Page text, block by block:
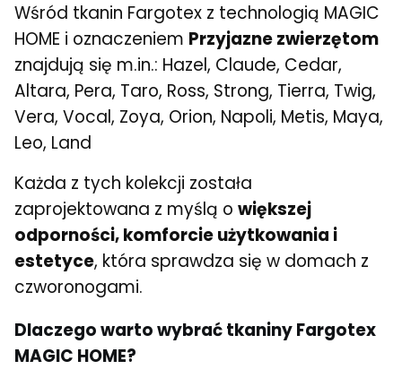
Wśród tkanin Fargotex z technologią MAGIC
HOME i oznaczeniem Przyjazne zwierzętom
znajdują się m.in.: Hazel, Claude, Cedar,
Altara, Pera, Taro, Ross, Strong, Tierra, Twig,
Vera, Vocal, Zoya, Orion, Napoli, Metis, Maya,
Leo, Land
Każda z tych kolekcji została
zaprojektowana z myślą o większej
odporności, komforcie użytkowania i
estetyce, która sprawdza się w domach z
czworonogami.
Dlaczego warto wybrać tkaniny Fargotex
MAGIC HOME?